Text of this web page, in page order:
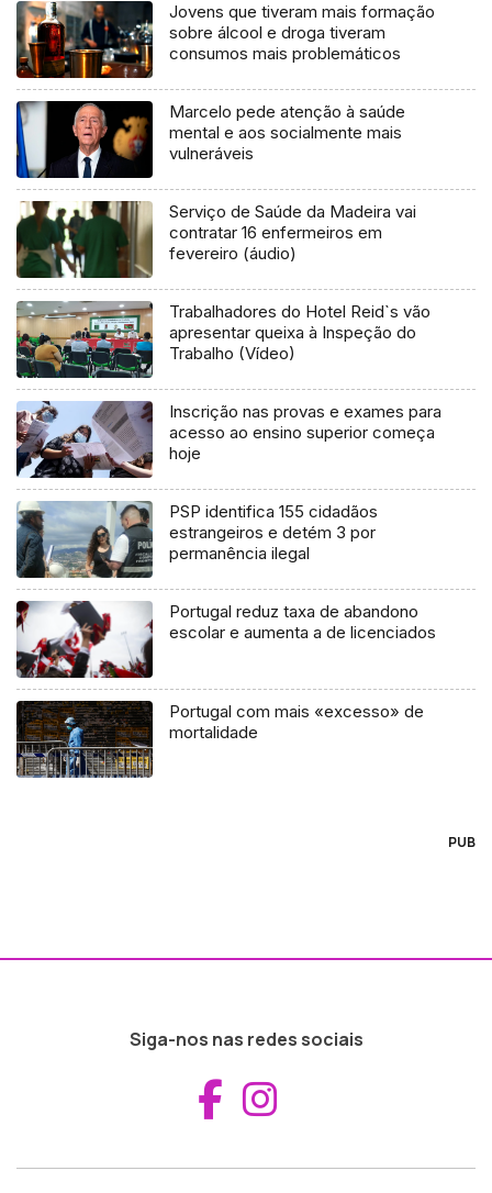
Jovens que tiveram mais formação
sobre álcool e droga tiveram
consumos mais problemáticos
Marcelo pede atenção à saúde
mental e aos socialmente mais
vulneráveis
Serviço de Saúde da Madeira vai
contratar 16 enfermeiros em
fevereiro (áudio)
Trabalhadores do Hotel Reid`s vão
apresentar queixa à Inspeção do
Trabalho (Vídeo)
Inscrição nas provas e exames para
acesso ao ensino superior começa
hoje
PSP identifica 155 cidadãos
estrangeiros e detém 3 por
permanência ilegal
Portugal reduz taxa de abandono
escolar e aumenta a de licenciados
Portugal com mais «excesso» de
mortalidade
PUB
Siga-nos nas redes sociais
Aceder ao